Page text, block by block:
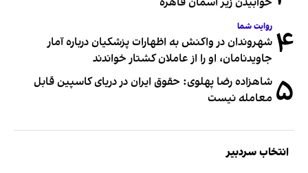
۴ روایت شما
شهروندان در واکنش به اظهارات پزشکیان درباره آمار
جاویدنامان، او را از عاملان کشتار خواندند
۵ شاهزاده رضا پهلوی: حقوق ایران در دریای کاسپین قابل
معامله نیست
انتخاب سردبیر